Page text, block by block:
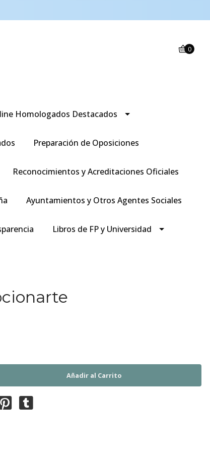
0
Homologados Destacados
Preparación de Oposiciones
Reconocimientos y Acreditaciones Oficiales
Ayuntamientos y Otros Agentes Sociales
Libros de FP y Universidad